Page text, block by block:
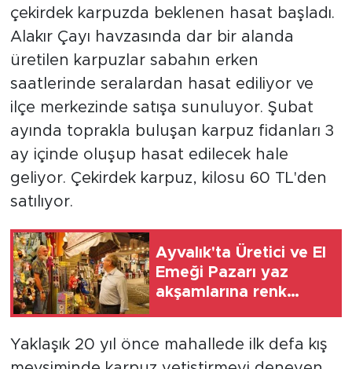
çekirdek karpuzda beklenen hasat başladı.
Alakır Çayı havzasında dar bir alanda
üretilen karpuzlar sabahın erken
saatlerinde seralardan hasat ediliyor ve
ilçe merkezinde satışa sunuluyor. Şubat
ayında toprakla buluşan karpuz fidanları 3
ay içinde oluşup hasat edilecek hale
geliyor. Çekirdek karpuz, kilosu 60 TL'den
satılıyor.
Ayvalık'ta Üretici ve El
Emeği Pazarı yaz
akşamlarına renk
Yaklaşık 20 yıl önce mahallede ilk defa kış